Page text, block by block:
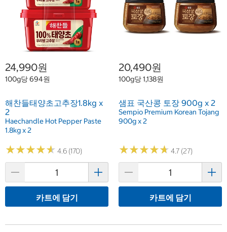
24,990원
100g당 694원
해찬들태양초고추장1.8kg x
2
Haechandle Hot Pepper Paste
1.8kg x 2
★★★★★
★★★★★ 4.6 (170)
카트에 담기
20,490원
100g당 1,138원
샘표 국산콩 토장 900g x 2
Sempio Premium Korean Tojang
900g x 2
★★★★★
★★★★★ 4.7 (27)
카트에 담기